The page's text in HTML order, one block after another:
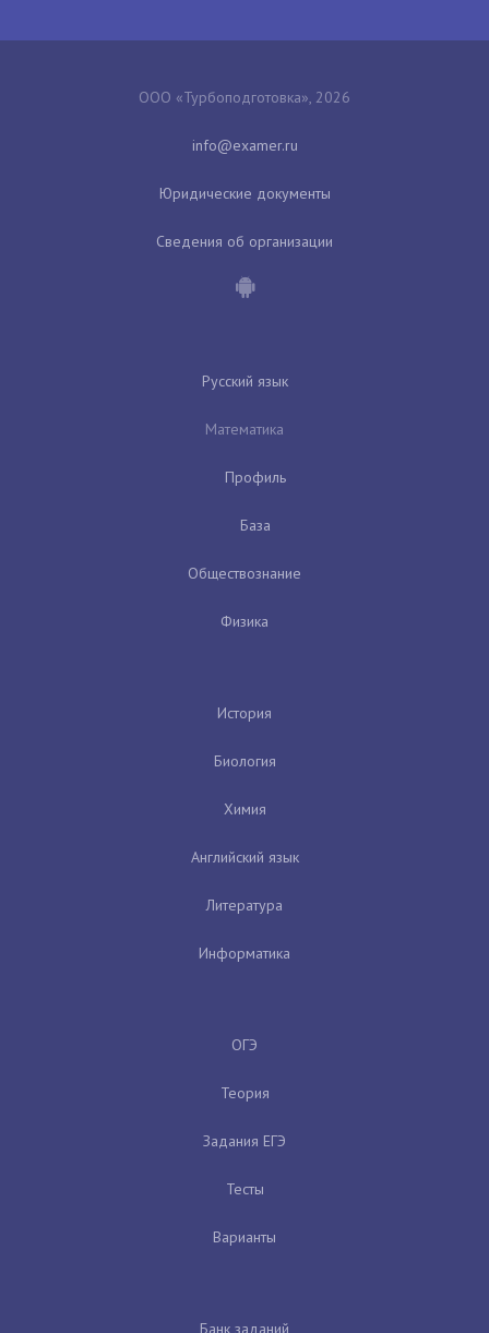
ООО «Турбоподготовка», 2026
Юридические документы
Сведения об организации
Русский язык
Математика
Профиль
База
Обществознание
Физика
История
Биология
Химия
Английский язык
Литература
Информатика
ОГЭ
Теория
Задания ЕГЭ
Тесты
Варианты
Банк заданий